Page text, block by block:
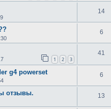
14
6
1 2 3
41
g4 powerset 6
отзывы. 13